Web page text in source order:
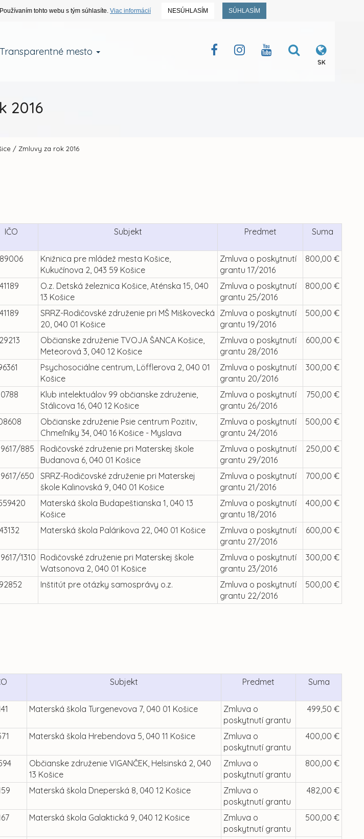
tohto webu s tým súhlasíte. Viac informácií NESÚHLASÍM SÚHLASÍM
Transparentné mesto
SK
2016
/ Zmluvy za rok 2016
IČO Subjekt Predmet Suma
Knižnica pre mládež mesta Košice,
Kukučínova 2, 043 59 Košice
Zmluva o poskytnutí
grantu 17/2016
800,00 €
O.z. Detská železnica Košice, Aténska 15, 040
13 Košice
Zmluva o poskytnutí
grantu 25/2016
800,00 €
SRRZ-Rodičovské združenie pri MŠ Miškovecká
20, 040 01 Košice
Zmluva o poskytnutí
grantu 19/2016
500,00 €
Občianske združenie TVOJA ŠANCA Košice,
Meteorová 3, 040 12 Košice
Zmluva o poskytnutí
grantu 28/2016
600,00 €
Psychosociálne centrum, Löfflerova 2, 040 01
Košice
Zmluva o poskytnutí
grantu 20/2016
300,00 €
Klub intelektuálov 99 občianske združenie,
Stálicova 16, 040 12 Košice
Zmluva o poskytnutí
grantu 26/2016
750,00 €
Občianske združenie Psie centrum Pozitiv,
Chmeľníky 34, 040 16 Košice - Myslava
Zmluva o poskytnutí
grantu 24/2016
500,00 €
885
Rodičovské združenie pri Materskej škole
Budanova 6, 040 01 Košice
Zmluva o poskytnutí
grantu 29/2016
250,00 €
650
SRRZ-Rodičovské združenie pri Materskej
škole Kalinovská 9, 040 01 Košice
Zmluva o poskytnutí
grantu 21/2016
700,00 €
Materská škola Budapeštianska 1, 040 13
Košice
Zmluva o poskytnutí
grantu 18/2016
400,00 €
Materská škola Palárikova 22, 040 01 Košice
Zmluva o poskytnutí
grantu 27/2016
600,00 €
1310 Rodičovské združenie pri Materskej škole
Watsonova 2, 040 01 Košice
Zmluva o poskytnutí
grantu 23/2016
300,00 €
Inštitút pre otázky samosprávy o.z.
Zmluva o poskytnutí
grantu 22/2016
500,00 €
Subjekt Predmet Suma
Materská škola Turgenevova 7, 040 01 Košice
Zmluva o
poskytnutí grantu
499,50 €
Materská škola Hrebendova 5, 040 11 Košice
Zmluva o
poskytnutí grantu
400,00 €
Občianske združenie VIGANČEK, Helsinská 2, 040
13 Košice
Zmluva o
poskytnutí grantu
800,00 €
Materská škola Dneperská 8, 040 12 Košice
Zmluva o
poskytnutí grantu
482,00 €
Materská škola Galaktická 9, 040 12 Košice
Zmluva o
poskytnutí grantu
500,00 €